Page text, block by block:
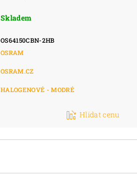
Skladem
OS64150CBN-2HB
OSRAM
OSRAM.CZ
HALOGENOVÉ - MODRÉ
Hlídat cenu